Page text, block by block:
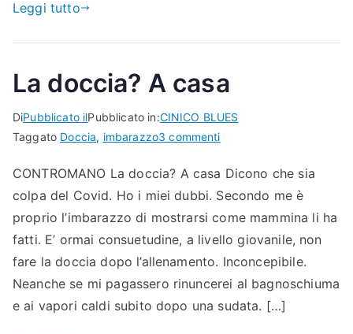
Leggi tutto
La doccia? A casa
DiPubblicato ilPubblicato in:CINICO BLUES
Taggato Doccia, imbarazzo3 commentisu
doccia?
A
casa
CONTROMANO La doccia? A casa Dicono che sia
colpa del Covid. Ho i miei dubbi. Secondo me è
proprio l’imbarazzo di mostrarsi come mammina li ha
fatti. E’ ormai consuetudine, a livello giovanile, non
fare la doccia dopo l’allenamento. Inconcepibile.
Neanche se mi pagassero rinuncerei al bagnoschiuma
e ai vapori caldi subito dopo una sudata. […]